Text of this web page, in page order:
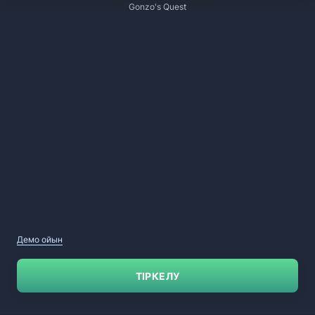
Gonzo's Quest
Демо ойын
ТІРКЕЛУ